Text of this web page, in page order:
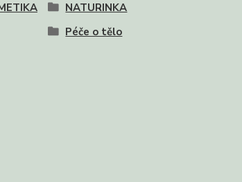
NATURINKA
Péče o tělo